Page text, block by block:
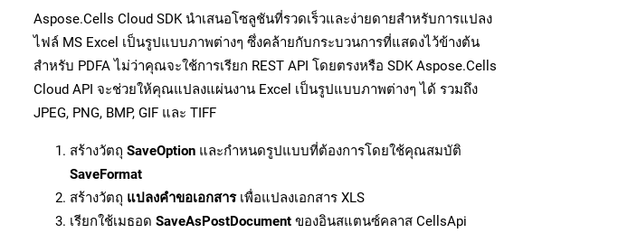
Aspose.Cells Cloud SDK นำเสนอโซลูชันที่รวดเร็วและง่ายดายสำหรับการแปลง
ไฟล์ MS Excel เป็นรูปแบบภาพต่างๆ ซึ่งคล้ายกับกระบวนการที่แสดงไว้ข้างต้น
สำหรับ PDFA ไม่ว่าคุณจะใช้การเรียก REST API โดยตรงหรือ SDK Aspose.Cells
Cloud API จะช่วยให้คุณแปลงแผ่นงาน Excel เป็นรูปแบบภาพต่างๆ ได้ รวมถึง
JPEG, PNG, BMP, GIF และ TIFF
สร้างวัตถุ SaveOption และกำหนดรูปแบบที่ต้องการโดยใช้คุณสมบัติ
SaveFormat
สร้างวัตถุ แปลงคำขอเอกสารเพื่อแปลงเอกสาร XLS
เรียกใช้เมธอด SaveAsPostDocument ของอินสแตนซ์คลาส CellsApi